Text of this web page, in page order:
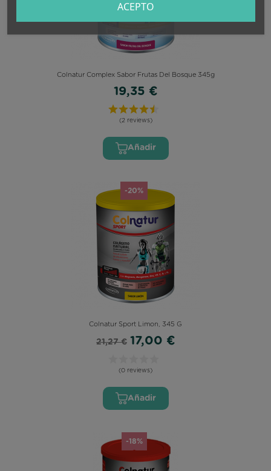
ACEPTO
Colnatur Complex Sabor Frutas Del Bosque 345g
19,35 €
(2 reviews)
Añadir
Colnatur Sport Limon, 345 G
21,27 € 17,00 €
(0 reviews)
Añadir
-20%
-18%